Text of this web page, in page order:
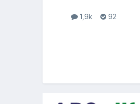
1,9k 92